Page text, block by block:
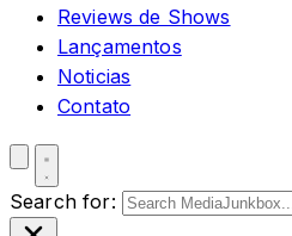
Reviews de Shows
Lançamentos
Noticias
Contato
Search for: